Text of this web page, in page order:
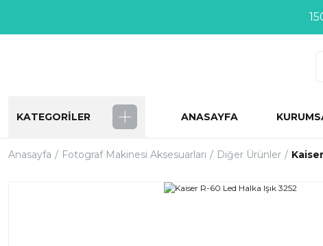
KATEGORİLER ANASAYFA
Anasayfa Fotograf Makinesi Aksesuarları Diğer Ürünler